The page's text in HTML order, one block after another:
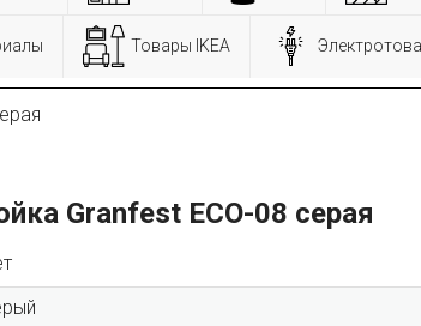
Товары IKEA
Granfest ECO-08 серая